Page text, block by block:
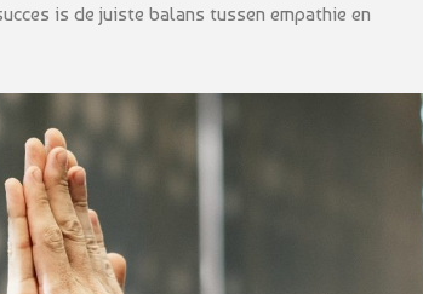
is de juiste balans tussen empathie en